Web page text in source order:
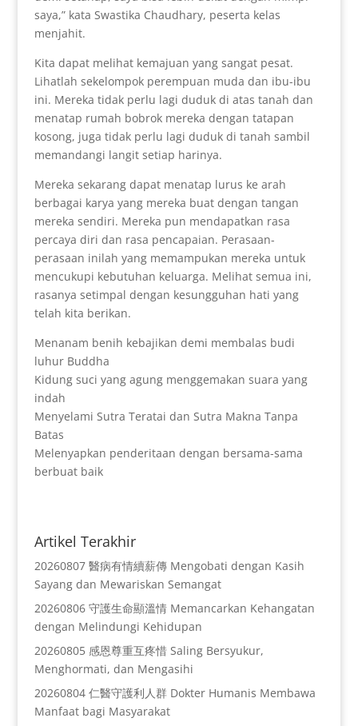
saya,” kata Swastika Chaudhary, peserta kelas
menjahit.
Kita dapat melihat kemajuan yang sangat pesat.
Lihatlah sekelompok perempuan muda dan ibu-ibu
ini. Mereka tidak perlu lagi duduk di atas tanah dan
menatap rumah bobrok mereka dengan tatapan
kosong, juga tidak perlu lagi duduk di tanah sambil
memandangi langit setiap harinya.
Mereka sekarang dapat menatap lurus ke arah
berbagai karya yang mereka buat dengan tangan
mereka sendiri. Mereka pun mendapatkan rasa
percaya diri dan rasa pencapaian. Perasaan-
perasaan inilah yang memampukan mereka untuk
mencukupi kebutuhan keluarga. Melihat semua ini,
rasanya setimpal dengan kesungguhan hati yang
telah kita berikan.
Menanam benih kebajikan demi membalas budi
luhur Buddha
Kidung suci yang agung menggemakan suara yang
indah
Menyelami Sutra Teratai dan Sutra Makna Tanpa
Batas
Melenyapkan penderitaan dengan bersama-sama
berbuat baik
Artikel Terakhir
20260807 醫病有情續薪傳 Mengobati dengan Kasih
Sayang dan Mewariskan Semangat
20260806 守護生命顯溫情 Memancarkan Kehangatan
dengan Melindungi Kehidupan
20260805 感恩尊重互疼惜 Saling Bersyukur,
Menghormati, dan Mengasihi
20260804 仁醫守護利人群 Dokter Humanis Membawa
Manfaat bagi Masyarakat